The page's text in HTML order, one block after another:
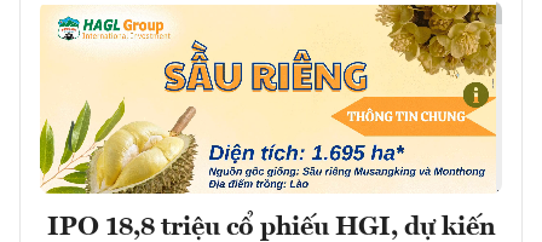
IPO 18,8 triệu cổ phiếu HGI, dự kiến